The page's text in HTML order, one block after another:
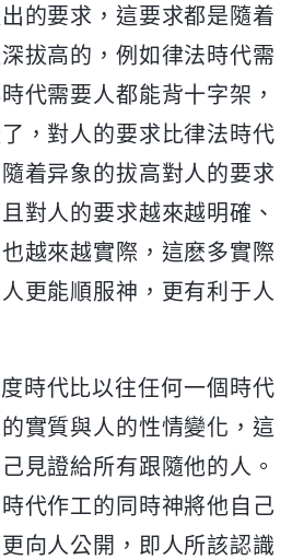
的要求，這要求都是隨着
拔高的，例如律法時代需
代需要人都能背十字架，
，對人的要求比律法時代
着异象的拔高對人的要求
對人的要求越來越明確、
越來越實際，這麽多實際
更能順服神，更有利于人
時代比以往任何一個時代
實質與人的性情變化，這
見證給所有跟隨他的人。
代作工的同時神將他自己
向人公開，即人所該認識